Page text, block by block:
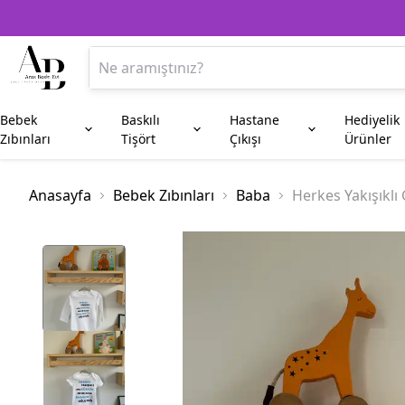
Bebek
Zıbınları
Anne Baba
Amca
Enişte
Baskılı
Tişört
Aile Kombin
Hastane
Çıkışı
Beşiktaş Fenerbahçe
Hediyelik
Ürünler
Kupa Bardak Plaket
Anneye Hediyeler
Anasayfa Bebek Zıbınları Baba Herkes